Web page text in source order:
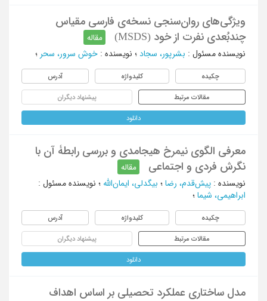
ویژگی‌های روان‌سنجی نسخه‌ی فارسی مقیاس
چندبُعدی نفرت از خود (MSDS)
مقاله
نویسنده مسئول : بشرپور، سجاد ؛ نویسنده : خوش سرور، سحر ؛
چکیده کلیدواژه آدرس
مقالات مرتبط پیشنهاد دیگران
دانلود
معرفی الگوی نیمرخ هیجامدی و بررسی رابطۀ آن با
نگرش فردی و اجتماعی
مقاله
نویسنده : پیش‌قدم، رضا ؛ بیگدلی، ایمان‌الله ؛ نویسنده مسئول :
ابراهیمی، شیما ؛
چکیده کلیدواژه آدرس
مقالات مرتبط پیشنهاد دیگران
دانلود
مدل ساختاری عملکرد تحصیلی بر اساس اهداف